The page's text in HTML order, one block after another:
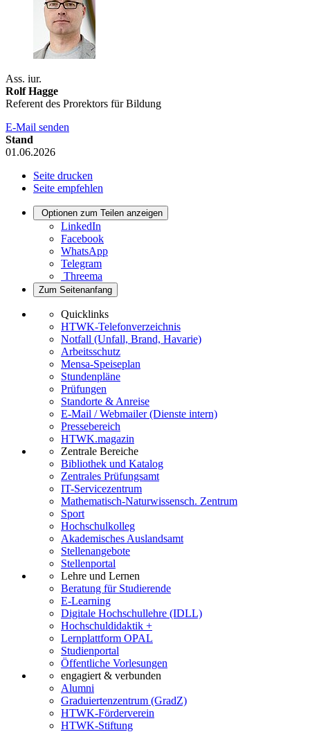
Ass. iur.
Rolf Hagge
Referent des Prorektors für Bildung
E-Mail senden
Stand
01.06.2026
Seite drucken
Seite empfehlen
Optionen zum Teilen anzeigen
LinkedIn
Facebook
WhatsApp
Telegram
Threema
Zum Seitenanfang
Quicklinks
HTWK-Telefonverzeichnis
Notfall (Unfall, Brand, Havarie)
Arbeitsschutz
Mensa-Speiseplan
Stundenpläne
Prüfungen
Standorte & Anreise
E-Mail / Webmailer (Dienste intern)
Pressebereich
HTWK.magazin
Zentrale Bereiche
Bibliothek und Katalog
Zentrales Prüfungsamt
IT-Servicezentrum
Mathematisch-Naturwissensch. Zentrum
Sport
Hochschulkolleg
Akademisches Auslandsamt
Stellenangebote
Stellenportal
Lehre und Lernen
Beratung für Studierende
E-Learning
Digitale Hochschullehre (IDLL)
Hochschuldidaktik +
Lernplattform OPAL
Studienportal
Öffentliche Vorlesungen
engagiert & verbunden
Alumni
Graduiertenzentrum (GradZ)
HTWK-Förderverein
HTWK-Stiftung